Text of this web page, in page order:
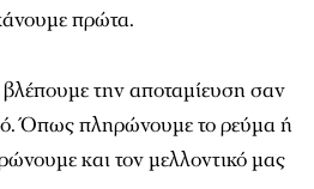
πρώτα.
την αποταμίευση σαν
Όπως πληρώνουμε το ρεύμα ή
και τον μελλοντικό μας